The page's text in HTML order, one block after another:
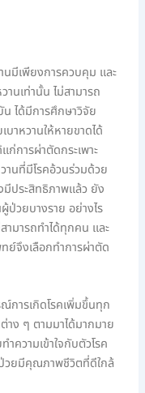
นมีเพียงการควบคุม และ
านเท่านั้น ไม่สามารถ
น ได้มีการศึกษาวิจัย
าหวานให้หายขาดได้
ก่การผ่าตัดกระเพาะ
านที่มีโรคอ้วนร่วมด้วย
มีประสิทธิภาพแล้ว ยัง
ป่วยบางราย อย่างไร
ามารถทำได้ทุกคน และ
ย์จึงเลือกทำการผ่าตัด
ณ์การเกิดโรคเพิ่มขึ้นทุก
าง ๆ ตามมาได้มากมาย
ความเข้าใจกับตัวโรค
ป่วยมีคุณภาพชีวิตที่ดีใกล้